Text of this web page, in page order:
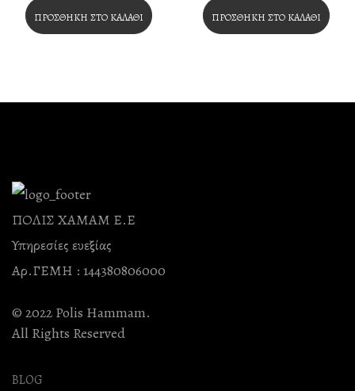
€40.80.είναι:
€34.68.
ΠΡΟΣΘΉΚΗ ΣΤΟ ΚΑΛΆΘΙ ΠΡΟΣΘΉΚΗ ΣΤΟ ΚΑΛΆΘΙ
ΠΟΛΙΣ ΧΑΜΑΜ Ε.Ε
Υπηρεσίες ευεξίας
Αρ.ΓΕΜΗ : 144380806000
© 2022 Polis Hammam.
All Rights Reserved
BLOG